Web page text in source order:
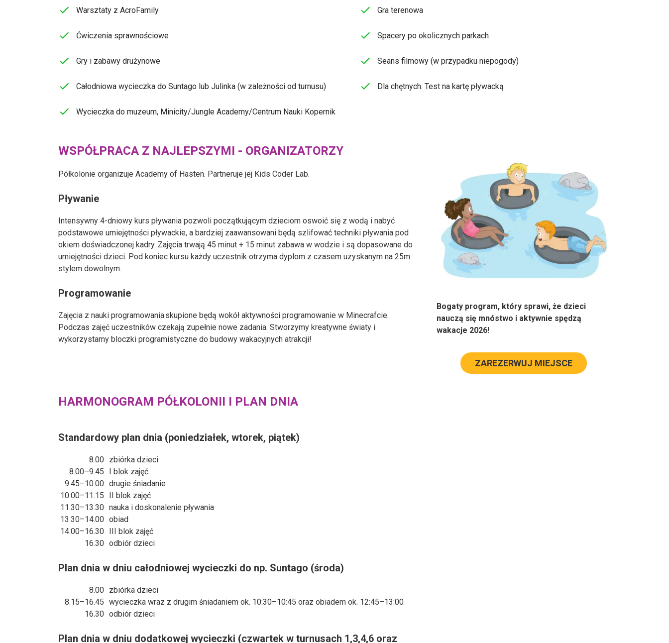
Warsztaty z AcroFamily
Ćwiczenia sprawnościowe
Gry i zabawy drużynowe
Całodniowa wycieczka do Suntago lub Julinka (w zależności od turnusu)
Wycieczka do muzeum, Minicity/Jungle Academy/Centrum Nauki Kopernik
Gra terenowa
Spacery po okolicznych parkach
Seans filmowy (w przypadku niepogody)
Dla chętnych: Test na kartę pływacką
Bogaty program, który sprawi, że dzieci
nauczą się mnóstwo i aktywnie spędzą
wakacje 2026!
ZAREZERWUJ MIEJSCE
WSPÓŁPRACA Z NAJLEPSZYMI - ORGANIZATORZY
Półkolonie organizuje Academy of Hasten. Partneruje jej Kids Coder Lab.
Pływanie
Intensywny 4-dniowy kurs pływania pozwoli początkującym dzieciom oswoić się z wodą i nabyć
podstawowe umiejętności pływackie, a bardziej zaawansowani będą szlifować techniki pływania pod
okiem doświadczonej kadry. Zajęcia trwają 45 minut + 15 minut zabawa w wodzie i są dopasowane do
umiejętności dzieci. Pod koniec kursu każdy uczestnik otrzyma dyplom z czasem uzyskanym na 25m
stylem dowolnym.
Programowanie
Zajęcia z nauki programowania skupione będą wokół aktywności programowanie w Minecrafcie.
Podczas zajęć uczestników czekają zupełnie nowe zadania. Stworzymy kreatywne światy i
wykorzystamy bloczki programistyczne do budowy wakacyjnych atrakcji!
HARMONOGRAM PÓŁKOLONII I PLAN DNIA
Standardowy plan dnia (poniedziałek, wtorek, piątek)
8.00 zbiórka dzieci
8.00–9.45
I blok zajęć
9.45–10.00 drugie śniadanie
10.00–11.15
II blok zajęć
11.30–13.30 nauka i doskonalenie pływania
13.30–14.00 obiad
14.00–16.30
III blok zajęć
16.30 odbiór dzieci
Plan dnia w dniu całodniowej wycieczki do np. Suntago (środa)
8.00 zbiórka dzieci
8.15–16.45 wycieczka wraz z drugim śniadaniem ok. 10:30–10:45 oraz obiadem ok. 12:45–13:00
16.30 odbiór dzieci
Plan dnia w dniu dodatkowej wycieczki (czwartek w turnusach 1,3,4,6 oraz